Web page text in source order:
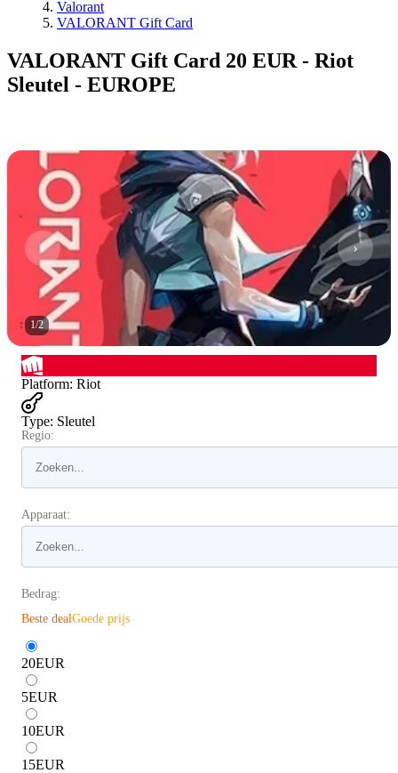
Valorant
VALORANT Gift Card
VALORANT Gift Card 20 EUR - Riot
Sleutel - EUROPE
1/2
Platform: Riot
Type: Sleutel
Regio:
Apparaat:
Bedrag:
Beste dealGoede prijs
20EUR
5EUR
10EUR
15EUR